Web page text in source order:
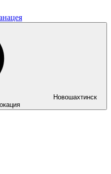
Новошахтинск